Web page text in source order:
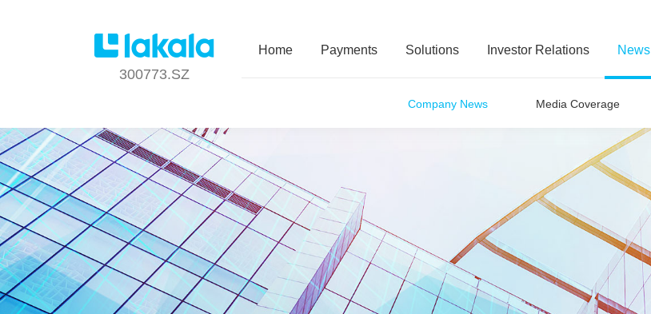
300773.SZ
Home Payments Solutions Investor Relations News
Company News Media Coverage